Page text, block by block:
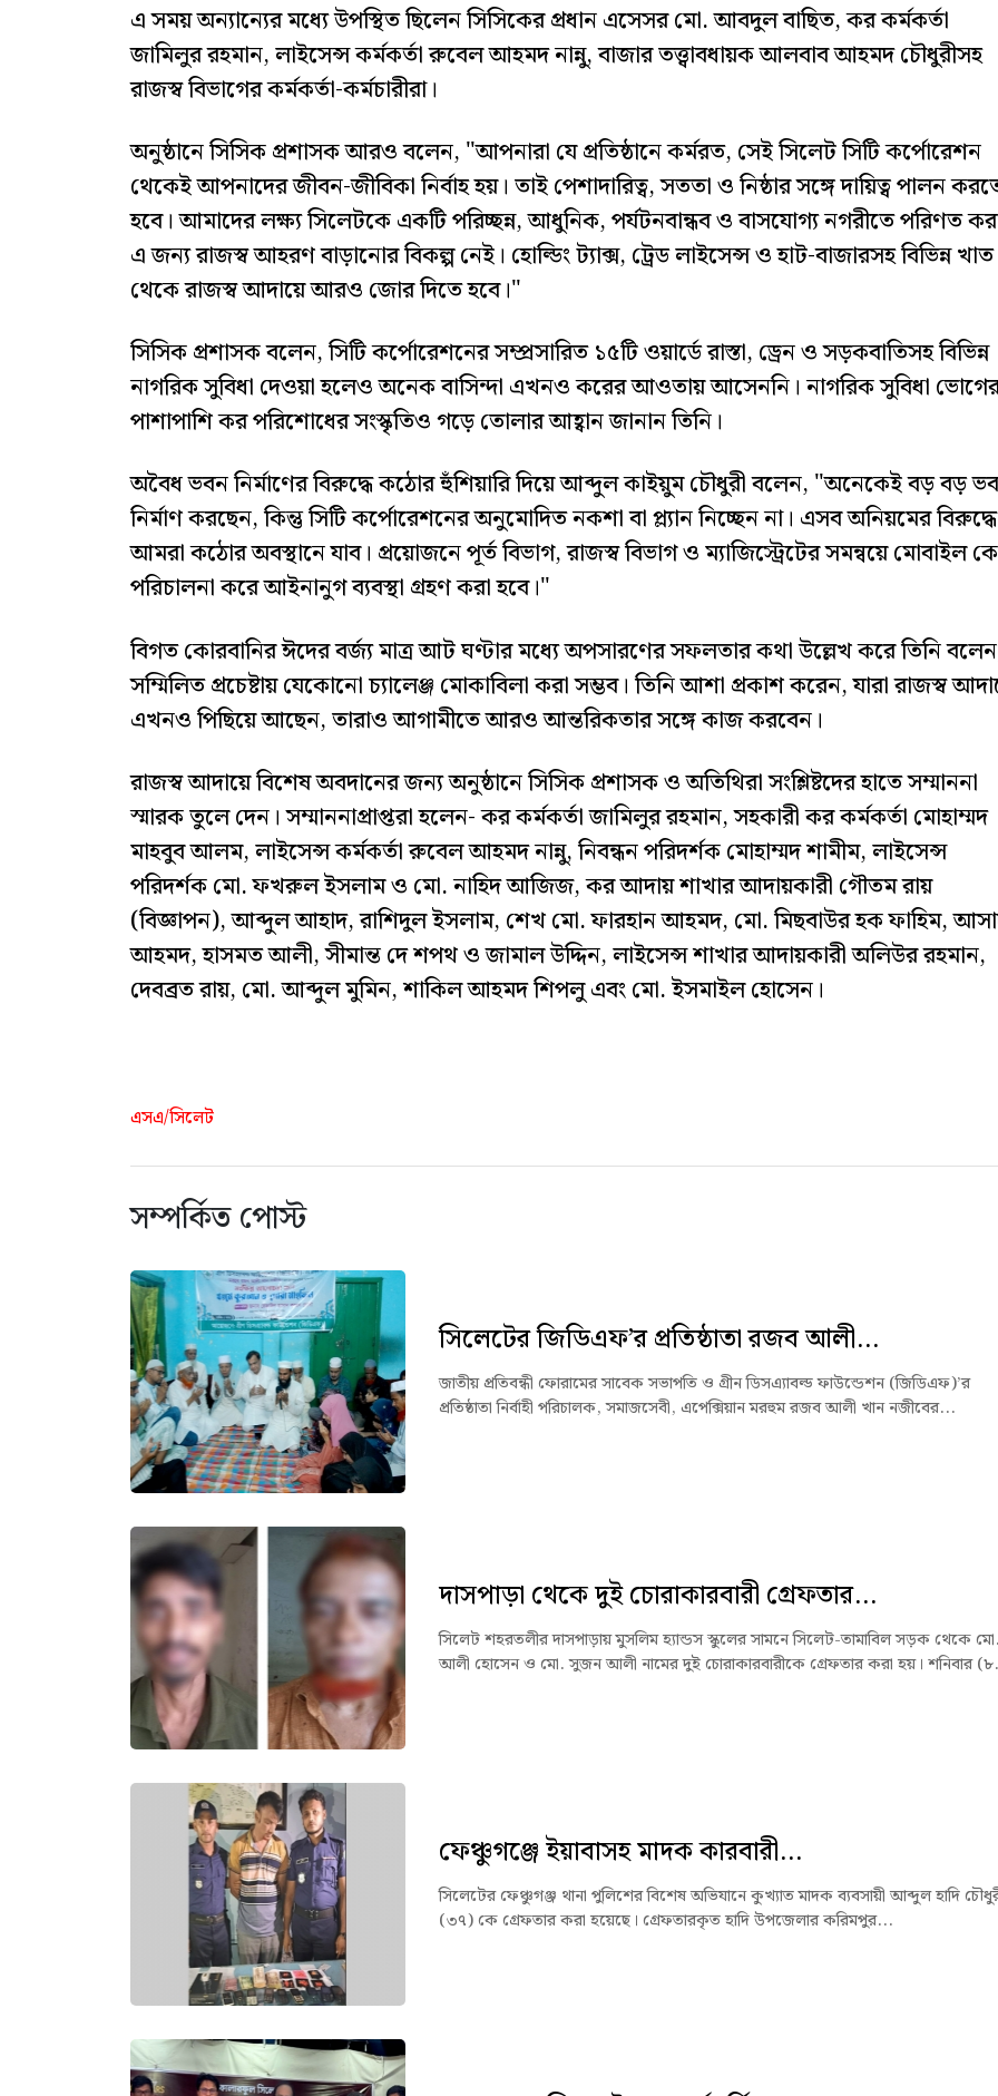
​এ সময় অন্যান্যের মধ্যে উপস্থিত ছিলেন সিসিকের প্রধান এসেসর মো. আবদুল বাছিত, কর কর্মকর্তা
জামিলুর রহমান, লাইসেন্স কর্মকর্তা রুবেল আহমদ নান্নু, বাজার তত্ত্বাবধায়ক আলবাব আহমদ চৌধুরীসহ
রাজস্ব বিভাগের কর্মকর্তা-কর্মচারীরা।
​অনুষ্ঠানে সিসিক প্রশাসক আরও বলেন, "আপনারা যে প্রতিষ্ঠানে কর্মরত, সেই সিলেট সিটি কর্পোরেশন
থেকেই আপনাদের জীবন-জীবিকা নির্বাহ হয়। তাই পেশাদারিত্ব, সততা ও নিষ্ঠার সঙ্গে দায়িত্ব পালন
হবে। আমাদের লক্ষ্য সিলেটকে একটি পরিচ্ছন্ন, আধুনিক, পর্যটনবান্ধব ও বাসযোগ্য নগরীতে পরিণত
এ জন্য রাজস্ব আহরণ বাড়ানোর বিকল্প নেই। হোল্ডিং ট্যাক্স, ট্রেড লাইসেন্স ও হাট-বাজারসহ বিভিন্ন খাত
থেকে রাজস্ব আদায়ে আরও জোর দিতে হবে।"
​সিসিক প্রশাসক বলেন, সিটি কর্পোরেশনের সম্প্রসারিত ১৫টি ওয়ার্ডে রাস্তা, ড্রেন ও সড়কবাতিসহ বিভিন্ন
নাগরিক সুবিধা দেওয়া হলেও অনেক বাসিন্দা এখনও করের আওতায় আসেননি। নাগরিক সুবিধা
পাশাপাশি কর পরিশোধের সংস্কৃতিও গড়ে তোলার আহ্বান জানান তিনি।
​অবৈধ ভবন নির্মাণের বিরুদ্ধে কঠোর হুঁশিয়ারি দিয়ে আব্দুল কাইয়ুম চৌধুরী বলেন, "অনেকেই বড় বড়
নির্মাণ করছেন, কিন্তু সিটি কর্পোরেশনের অনুমোদিত নকশা বা প্ল্যান নিচ্ছেন না। এসব অনিয়মের বিরুদ্ধে
আমরা কঠোর অবস্থানে যাব। প্রয়োজনে পূর্ত বিভাগ, রাজস্ব বিভাগ ও ম্যাজিস্ট্রেটের সমন্বয়ে মোবাইল
পরিচালনা করে আইনানুগ ব্যবস্থা গ্রহণ করা হবে।"
​বিগত কোরবানির ঈদের বর্জ্য মাত্র আট ঘণ্টার মধ্যে অপসারণের সফলতার কথা উল্লেখ করে তিনি
সম্মিলিত প্রচেষ্টায় যেকোনো চ্যালেঞ্জ মোকাবিলা করা সম্ভব। তিনি আশা প্রকাশ করেন, যারা রাজস্ব
এখনও পিছিয়ে আছেন, তারাও আগামীতে আরও আন্তরিকতার সঙ্গে কাজ করবেন।
রাজস্ব আদায়ে বিশেষ অবদানের জন্য অনুষ্ঠানে সিসিক প্রশাসক ও অতিথিরা সংশ্লিষ্টদের হাতে সম্মাননা
স্মারক তুলে দেন। সম্মাননাপ্রাপ্তরা হলেন- ​কর কর্মকর্তা জামিলুর রহমান, সহকারী কর কর্মকর্তা মোহাম্মদ
মাহবুব আলম, লাইসেন্স কর্মকর্তা রুবেল আহমদ নান্নু, নিবন্ধন পরিদর্শক মোহাম্মদ শামীম, লাইসেন্স
পরিদর্শক মো. ফখরুল ইসলাম ও মো. নাহিদ আজিজ, কর আদায় শাখার আদায়কারী গৌতম রায়
(বিজ্ঞাপন), আব্দুল আহাদ, রাশিদুল ইসলাম, শেখ মো. ফারহান আহমদ, মো. মিছবাউর হক ফাহিম,
আহমদ, হাসমত আলী, সীমান্ত দে শপথ ও জামাল উদ্দিন, লাইসেন্স শাখার আদায়কারী অলিউর রহমান,
দেবব্রত রায়, মো. আব্দুল মুমিন, শাকিল আহমদ শিপলু এবং মো. ইসমাইল হোসেন।
এসএ/সিলেট
সম্পর্কিত পোস্ট
সিলেটের জিডিএফ’র প্রতিষ্ঠাতা রজব আলী...
জাতীয় প্রতিবন্ধী ফোরামের সাবেক সভাপতি ও গ্রীন ডিসএ্যাবল্ড ফাউন্ডেশন (জিডিএফ)’র
প্রতিষ্ঠাতা নির্বাহী পরিচালক, সমাজসেবী, এপেক্সিয়ান মরহুম রজব আলী খান নজীবের...
দাসপাড়া থেকে দুই চোরাকারবারী গ্রেফতার...
সিলেট শহরতলীর দাসপাড়ায় মুসলিম হ্যান্ডস স্কুলের সামনে সিলেট-তামাবিল সড়ক থেকে মো.
আলী হোসেন ও মো. সুজন আলী নামের দুই চোরাকারবারীকে গ্রেফতার করা হয়। শনিবার
ফেঞ্চুগঞ্জে ইয়াবাসহ মাদক কারবারী...
সিলেটের ফেঞ্চুগঞ্জ থানা পুলিশের বিশেষ অভিযানে কুখ্যাত মাদক ব্যবসায়ী আব্দুল হাদি
(৩৭) কে গ্রেফতার করা হয়েছে। গ্রেফতারকৃত হাদি উপজেলার করিমপুর...